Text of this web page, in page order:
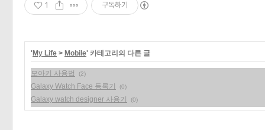
1 구독하기
'My Life > Mobile' 카테고리의 다른 글
모아키 사용법 (2)
Galaxy Watch Face 등록기 (0)
Galaxy watch designer 사용기 (0)